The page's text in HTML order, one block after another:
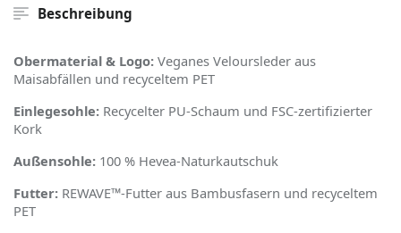
Beschreibung
Obermaterial & Logo: Veganes Veloursleder aus
Maisabfällen und recyceltem PET
Einlegesohle: Recycelter PU-Schaum und FSC-zertifizierter
Kork
Außensohle: 100 % Hevea-Naturkautschuk
Futter: REWAVE™-Futter aus Bambusfasern und recyceltem
PET